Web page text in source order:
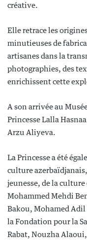
créative.
Elle retrace les
minutieuses de
artisanes dans la
photographies, des
enrichissent cette
A son arrivée au
Princesse Lalla
Arzu Aliyeva.
La Princesse a été
culture
jeunesse, de la
Mohammed Mehdi
Bakou, Mohamed Adil
la Fondation pour la
Rabat, Nouzha